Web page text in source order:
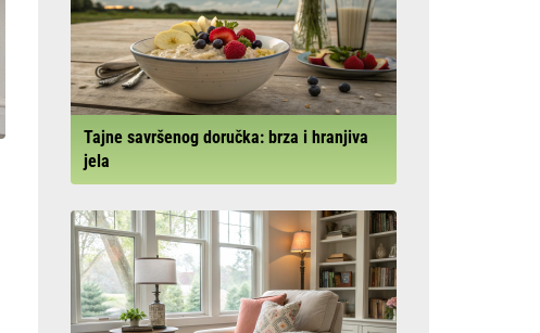
Tajne savršenog doručka: brza i hranjiva
jela